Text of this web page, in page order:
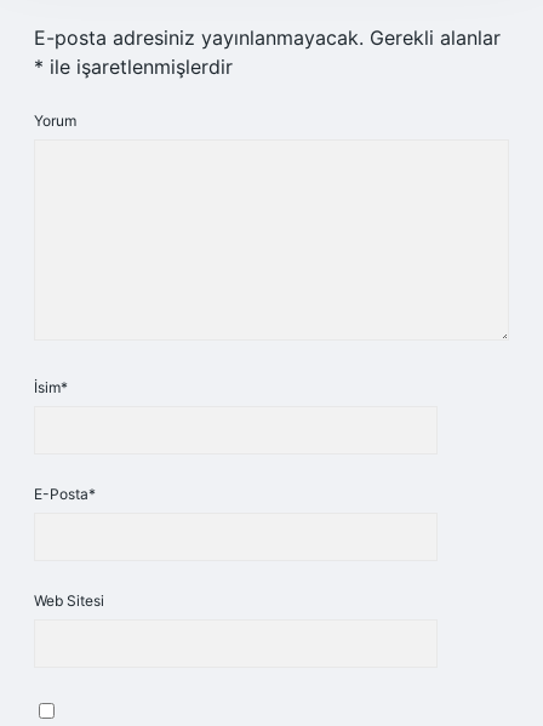
E-posta adresiniz yayınlanmayacak. Gerekli alanlar
* ile işaretlenmişlerdir
Yorum
İsim*
E-Posta*
Web Sitesi